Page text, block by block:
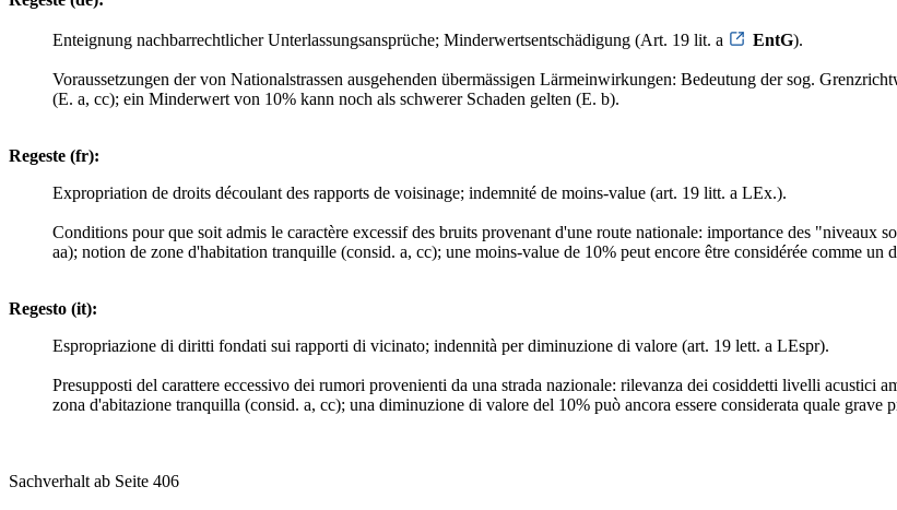
Enteignung nachbarrechtlicher Unterlassungsansprüche; Minderwertsentschädigung (Art. 19 lit. a EntG).
Voraussetzungen der von Nationalstrassen ausgehenden übermässigen Lärmeinwirkungen: Bedeutung der sog.
(E. a, cc); ein Minderwert von 10% kann noch als schwerer Schaden gelten (E. b).
Regeste (fr):
Expropriation de droits découlant des rapports de voisinage; indemnité de moins-value (art. 19 litt. a LEx.).
Conditions pour que soit admis le caractère excessif des bruits provenant d'une route nationale: importance des "niveaux
aa); notion de zone d'habitation tranquille (consid. a, cc); une moins-value de 10% peut encore être considérée comme un
Regesto (it):
Espropriazione di diritti fondati sui rapporti di vicinato; indennità per diminuzione di valore (art. 19 lett. a LEspr).
Presupposti del carattere eccessivo dei rumori provenienti da una strada nazionale: rilevanza dei cosiddetti livelli acustici
zona d'abitazione tranquilla (consid. a, cc); una diminuzione di valore del 10% può ancora essere considerata quale grave
Sachverhalt ab Seite 406